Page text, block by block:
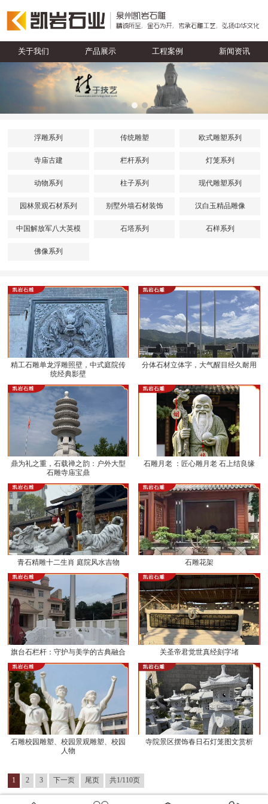
关于我们 产品展示 工程案例 新闻资讯
浮雕系列 传统雕塑 欧式雕塑系列
寺庙古建 栏杆系列 灯笼系列
动物系列 柱子系列 现代雕塑系列
园林景观石材系列 别墅外墙石材装饰 汉白玉精品雕像
中国解放军八大英模 石塔系列 石样系列
佛像系列
精工石雕单龙浮雕照壁，中式庭院传
统经典影壁
分体石材立体字，大气醒目经久耐用
鼎为礼之重，石载禅之韵：户外大型
石雕寺庙宝鼎
石雕月老 ：匠心雕月老 石上结良缘
青石精雕十二生肖 庭院风水吉物 石雕花架
旗台石栏杆：守护与美学的古典融合 关圣帝君觉世真经刻字堵
石雕校园雕塑、校园景观雕塑、校园
人物
寺院景区摆饰春日石灯笼图文赏析
1 2 3 下一页 尾页 共1/110页